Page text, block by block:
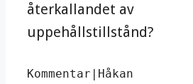
återkallandet av
uppehållstillstånd?
Kommentar|Håkan